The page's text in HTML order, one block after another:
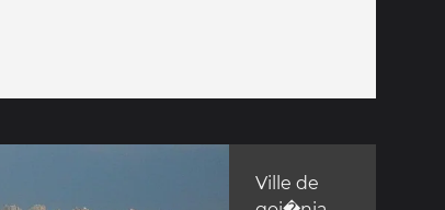
Ville de